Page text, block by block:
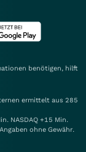
benötigen, hilft
ermittelt aus 285
NASDAQ +15 Min.
ohne Gewähr.